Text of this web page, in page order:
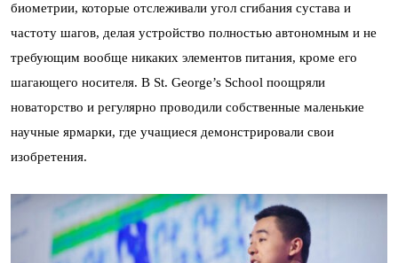
биометрии, которые отслеживали угол сгибания сустава и
частоту шагов, делая устройство полностью автономным и не
требующим вообще никаких элементов питания, кроме его
шагающего носителя. В St. George’s School поощряли
новаторство и регулярно проводили собственные маленькие
научные ярмарки, где учащиеся демонстрировали свои
изобретения.